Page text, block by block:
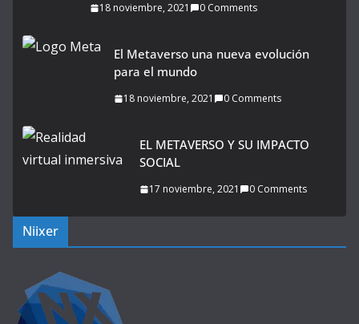
18 noviembre, 2021 0 Comments
El Metaverso una nueva evolución
para el mundo
18 noviembre, 2021 0 Comments
EL METAVERSO Y SU IMPACTO
SOCIAL
17 noviembre, 2021 0 Comments
Niixer